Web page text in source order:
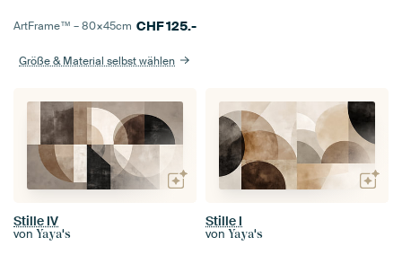
ArtFrame™ –80×45cm CHF125.-
Größe & Material selbst wählen
Stille IV
von Yaya's
Stille I
von Yaya's